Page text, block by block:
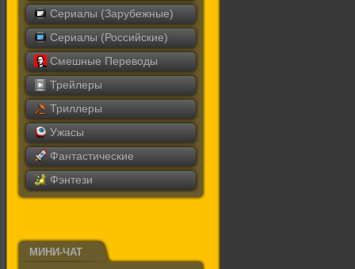
Сериалы (Зарубежные)
Сериалы (Российские)
Смешные Переводы
Трейлеры
Триллеры
Ужасы
Фантастические
Фэнтези
МИНИ-ЧАТ